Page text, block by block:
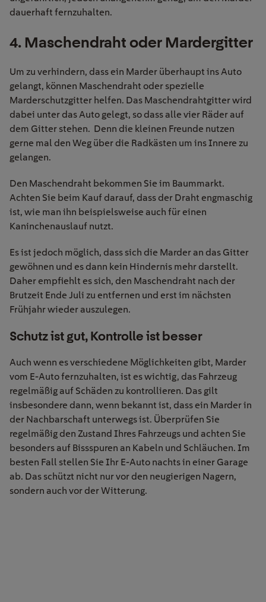
dauerhaft fernzuhalten.
4. Maschendraht oder Mardergitter
Um zu verhindern, dass ein Marder überhaupt ins Auto
gelangt, können Maschendraht oder spezielle
Marderschutzgitter helfen. Das Maschendrahtgitter wird
dabei unter das Auto gelegt, so dass alle vier Räder auf
dem Gitter stehen. Denn die kleinen Freunde nutzen
gerne mal den Weg über die Radkästen um ins Innere zu
gelangen.
Den Maschendraht bekommen Sie im Baummarkt.
Achten Sie beim Kauf darauf, dass der Draht engmaschig
ist, wie man ihn beispielsweise auch für einen
Kaninchenauslauf nutzt.
Es ist jedoch möglich, dass sich die Marder an das Gitter
gewöhnen und es dann kein Hindernis mehr darstellt.
Daher empfiehlt es sich, den Maschendraht nach der
Brutzeit Ende Juli zu entfernen und erst im nächsten
Frühjahr wieder auszulegen.
Schutz ist gut, Kontrolle ist besser
Auch wenn es verschiedene Möglichkeiten gibt, Marder
vom E-Auto fernzuhalten, ist es wichtig, das Fahrzeug
regelmäßig auf Schäden zu kontrollieren. Das gilt
insbesondere dann, wenn bekannt ist, dass ein Marder in
der Nachbarschaft unterwegs ist. Überprüfen Sie
regelmäßig den Zustand Ihres Fahrzeugs und achten Sie
besonders auf Bissspuren an Kabeln und Schläuchen. Im
besten Fall stellen Sie Ihr E-Auto nachts in einer Garage
ab. Das schützt nicht nur vor den neugierigen Nagern,
sondern auch vor der Witterung.